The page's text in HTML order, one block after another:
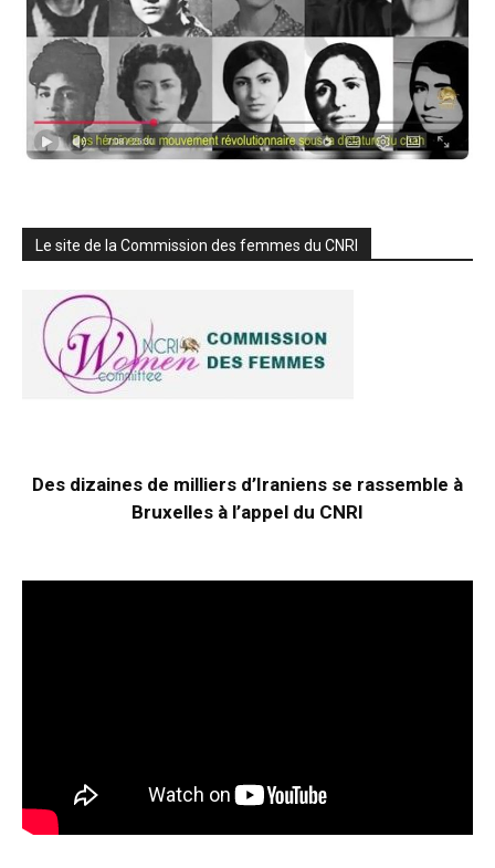
Le site de la Commission des femmes du CNRI
Des dizaines de milliers d’Iraniens se rassemble à
Bruxelles à l’appel du CNRI